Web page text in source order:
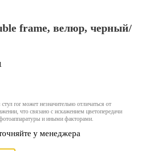
frame, велюр, черный/
ror может незначительно отличаться от
что связано с искажением цветопередачи
и иными факторами.
у менеджера